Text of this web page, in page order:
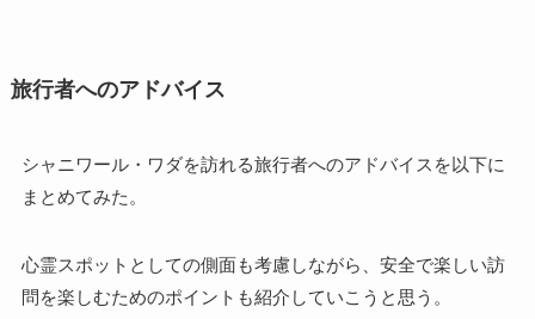
旅行者へのアドバイス
シャニワール・ワダを訪れる旅行者へのアドバイスを以下に
まとめてみた。
心霊スポットとしての側面も考慮しながら、安全で楽しい訪
問を楽しむためのポイントも紹介していこうと思う。